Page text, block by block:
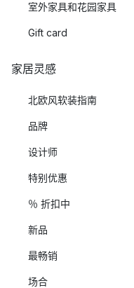
室外家具和花园家具
Gift card
家居灵感
北欧风软装指南
品牌
设计师
特别优惠
％ 折扣中
新品
最畅销
场合